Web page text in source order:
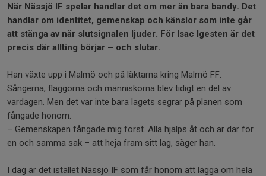
När Nässjö IF spelar handlar det om mer än bara bandy. Det
handlar om identitet, gemenskap och känslor som inte går
att stänga av när slutsignalen ljuder. För Isac Igesten är det
precis där allting börjar – och slutar.
Han växte upp i Malmö och på läktarna kring Malmö FF.
Sångerna, flaggorna och människorna blev tidigt en del av
vardagen. Men det var inte bara lagets segrar på planen som
fångade honom.
– Gemenskapen fångade mig först. Alla hjälps åt och är där för
en och samma sak – att heja fram sitt lag, säger han.
I dag är det istället Nässjö IF som får honom att lägga om hela